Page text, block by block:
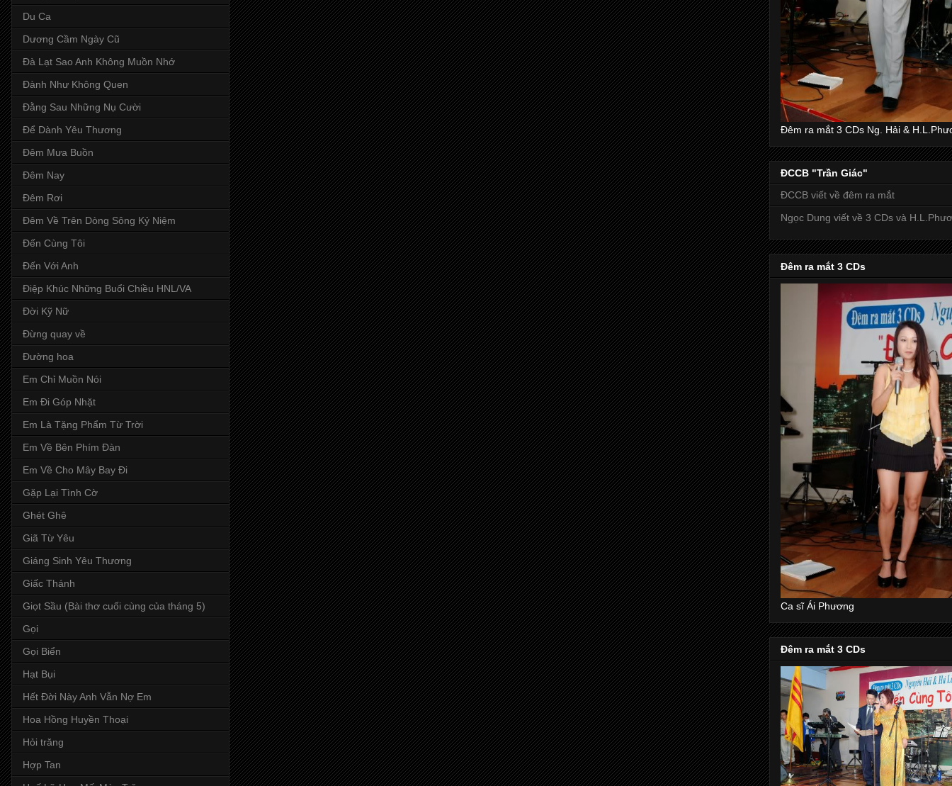
Du Ca
Dương Cầm Ngày Cũ
Đà Lạt Sao Anh Không Muồn Nhớ
Đành Như Không Quen
Đằng Sau Những Nụ Cười
Để Dành Yêu Thương
Đêm Mưa Buồn
Đêm Nay
Đêm Rơi
Đêm Về Trên Dòng Sông Kỷ Niệm
Đến Cùng Tôi
Đến Với Anh
Điệp Khúc Những Buổi Chiều HNL/VA
Đời Kỹ Nữ
Đừng quay về
Đường hoa
Em Chỉ Muồn Nói
Em Đi Góp Nhặt
Em Là Tặng Phẩm Từ Trời
Em Về Bên Phím Đàn
Em Về Cho Mây Bay Đi
Gặp Lại Tình Cờ
Ghét Ghê
Giã Từ Yêu
Giáng Sinh Yêu Thương
Giấc Thánh
Giọt Sầu (Bài thơ cuối cùng của tháng 5)
Gọi
Gọi Biển
Hạt Bụi
Hết Đời Này Anh Vẫn Nợ Em
Hoa Hồng Huyền Thoại
Hỏi trăng
Hợp Tan
Đêm ra mắt 3 CDs Ng. Hải &
ĐCCB "Trần Giác"
ĐCCB viết về đêm ra mắt
Ngọc Dung viết về 3 CDs và
Đêm ra mắt 3 CDs
Ca sĩ Ái Phương
Đêm ra mắt 3 CDs